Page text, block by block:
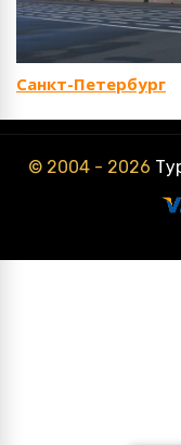
Санкт-Петербург
© 2004 - 2026